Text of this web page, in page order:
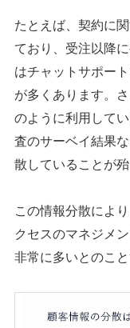
たとえば、契約に
ており、受注以降
はチャットサポー
が多くあります。
のように利用して
査のサーベイ結果
散していることが殆
この情報分散によ
クセスのマネジメ
非常に多いとのこと